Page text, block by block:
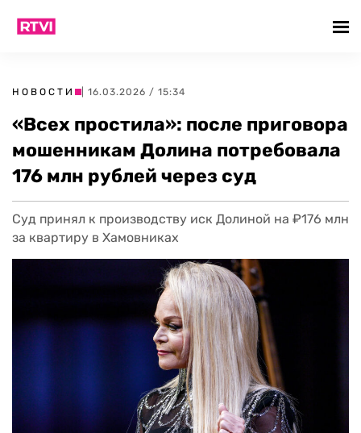
НОВОСТИ | 16.03.2026 / 15:34
«Всех простила»: после приговора
мошенникам Долина потребовала
176 млн рублей через суд
Суд принял к производству иск Долиной на ₽176 млн
за квартиру в Хамовниках